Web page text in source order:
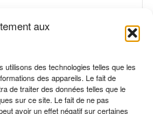
aux
utilisons des technologies telles que les
des appareils. Le fait de
de traiter des données telles que le
sur ce site. Le fait de ne pas
avoir un effet négatif sur certaines